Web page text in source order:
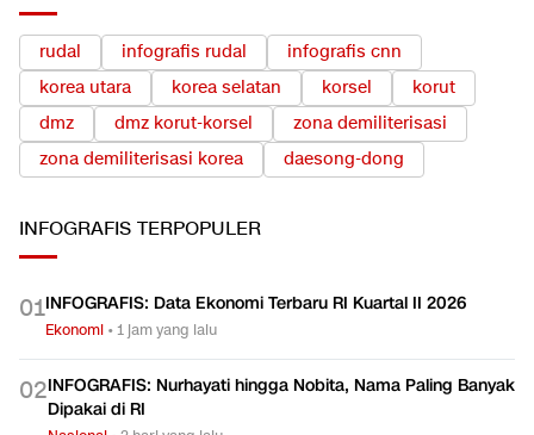
rudal infografis rudal
infografis cnn
korea utara
korea selatan korsel
korut
dmz
dmz korut-korsel
zona demiliterisasi
zona demiliterisasi korea
daesong-dong
INFOGRAFIS TERPOPULER
01INFOGRAFIS: Data Ekonomi Terbaru RI Kuartal II 2026
Ekonomi •1 jam yang lalu
02INFOGRAFIS: Nurhayati hingga Nobita, Nama Paling Banyak
Dipakai di RI